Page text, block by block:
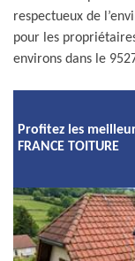
respectueux de
pour les
environs dans le
Profitez les
FRANCE TOITURE